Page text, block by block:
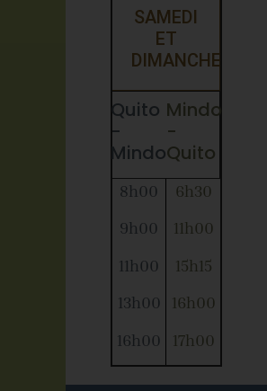
SAMEDI
ET
DIMANCHE
Quito
-
Mindo
Mindo
-
Quito
8h00
9h00
11h00
13h00
16h00
6h30
11h00
15h15
16h00
17h00